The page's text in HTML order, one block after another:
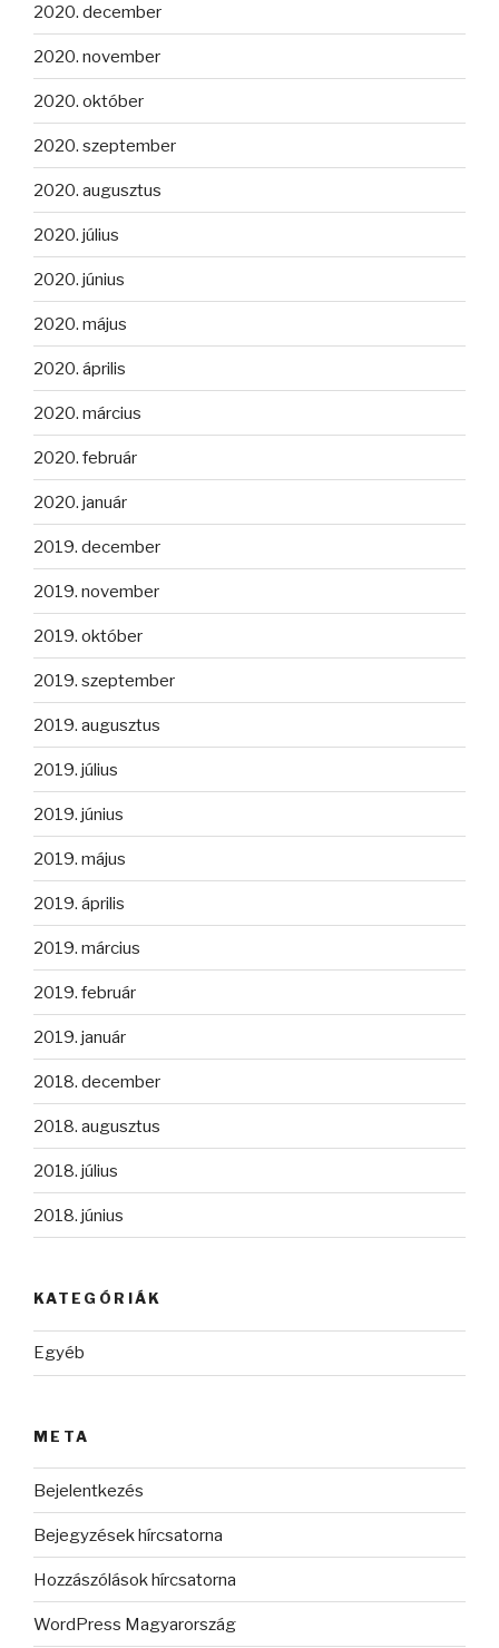
2020. december
2020. november
2020. október
2020. szeptember
2020. augusztus
2020. július
2020. június
2020. május
2020. április
2020. március
2020. február
2020. január
2019. december
2019. november
2019. október
2019. szeptember
2019. augusztus
2019. július
2019. június
2019. május
2019. április
2019. március
2019. február
2019. január
2018. december
2018. augusztus
2018. július
2018. június
KATEGÓRIÁK
Egyéb
META
Bejelentkezés
Bejegyzések hírcsatorna
Hozzászólások hírcsatorna
WordPress Magyarország